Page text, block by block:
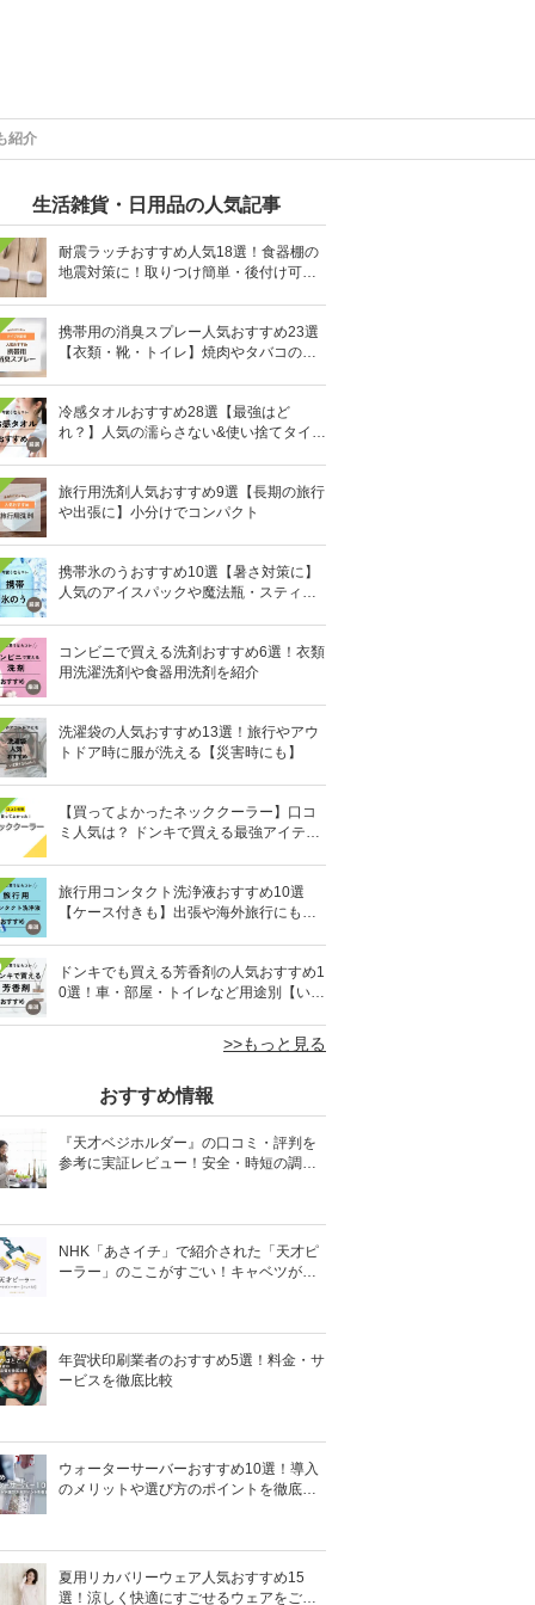
紹介
生活雑貨・日用品の人気記事
耐震ラッチおすすめ人気18選！食器棚の
地震対策に！取りつけ簡単・後付け可能
携帯用の消臭スプレー人気おすすめ23選
【衣類・靴・トイレ】焼肉やタバコのニ
冷感タオルおすすめ28選【最強はど
れ？】人気の濡らさない&使い捨てタイプ
旅行用洗剤人気おすすめ9選【長期の旅行
や出張に】小分けでコンパクト
携帯氷のうおすすめ10選【暑さ対策に】
人気のアイスパックや魔法瓶・スティッ
コンビニで買える洗剤おすすめ6選！衣類
用洗濯洗剤や食器用洗剤を紹介
洗濯袋の人気おすすめ13選！旅行やアウ
トドア時に服が洗える【災害時にも】
【買ってよかったネッククーラー】口コ
ミ人気は？ ドンキで買える最強アイテム
旅行用コンタクト洗浄液おすすめ10選
【ケース付きも】出張や海外旅行にも便
ドンキでも買える芳香剤の人気おすすめ1
0選！車・部屋・トイレなど用途別【いい
>>もっと見る
おすすめ情報
『天才ベジホルダー』の口コミ・評判を
参考に実証レビュー！安全・時短の調理
NHK「あさイチ」で紹介された「天才ピ
ーラー」のここがすごい！キャベツがほ
年賀状印刷業者のおすすめ5選！料金・サ
ービスを徹底比較
ウォーターサーバーおすすめ10選！導入
のメリットや選び方のポイントを徹底解
夏用リカバリーウェア人気おすすめ15
選！涼しく快適にすごせるウェアをご紹